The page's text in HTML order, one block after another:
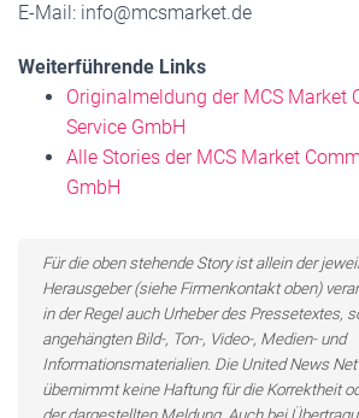
E-Mail: info@mcsmarket.de
Weiterführende Links
Originalmeldung der MCS Market
Service GmbH
Alle Stories der MCS Market
GmbH
Für die oben stehende Story ist allein der
Herausgeber (siehe Firmenkontakt oben)
in der Regel auch Urheber des Pressetextes,
angehängten Bild-, Ton-, Video-, Medien- und
Informationsmaterialien. Die United News
übernimmt keine Haftung für die Korrektheit